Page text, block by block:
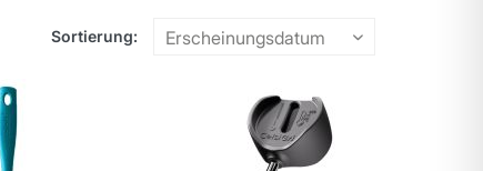
Sortierung: